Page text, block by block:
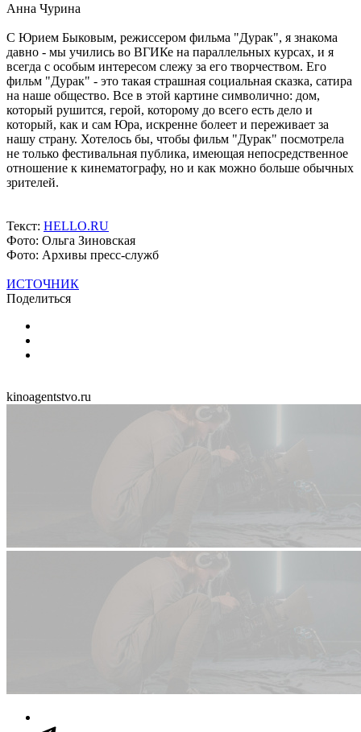
Анна Чурина
С Юрием Быковым, режиссером фильма "Дурак", я знакома
давно - мы учились во ВГИКе на параллельных курсах, и я
всегда с особым интересом слежу за его творчеством. Его
фильм "Дурак" - это такая страшная социальная сказка, сатира
на наше общество. Все в этой картине символично: дом,
который рушится, герой, которому до всего есть дело и
который, как и сам Юра, искренне болеет и переживает за
нашу страну. Хотелось бы, чтобы фильм "Дурак" посмотрела
не только фестивальная публика, имеющая непосредственное
отношение к кинематографу, но и как можно больше обычных
зрителей.
Текст: HELLO.RU
Фото: Ольга Зиновская
Фото: Архивы пресс-служб
ИСТОЧНИК
Поделиться
kinoagentstvo.ru